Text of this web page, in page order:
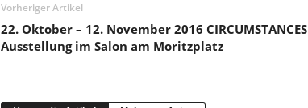
Vorheriger Artikel
22. Oktober – 12. November 2016 CIRCUMSTANCES
Ausstellung im Salon am Moritzplatz